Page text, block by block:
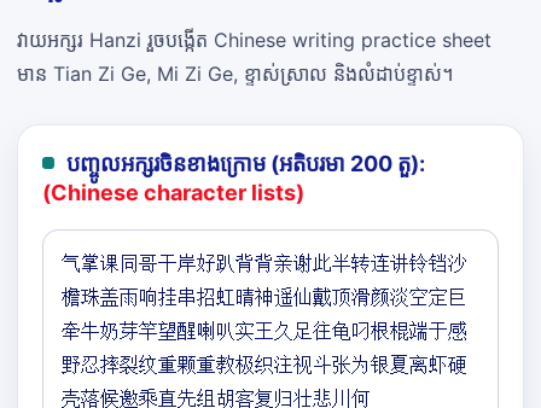
វាយអក្សរ Hanzi រួចបង្កើត Chinese writing practice sheet
មាន Tian Zi Ge, Mi Zi Ge, ខ្ទាស់ស្រាល និងលំដាប់ខ្ទាស់។
បញ្ចូលអក្សរចិនខាងក្រោម (អតិបរមា 200 តួ):
(Chinese character lists)